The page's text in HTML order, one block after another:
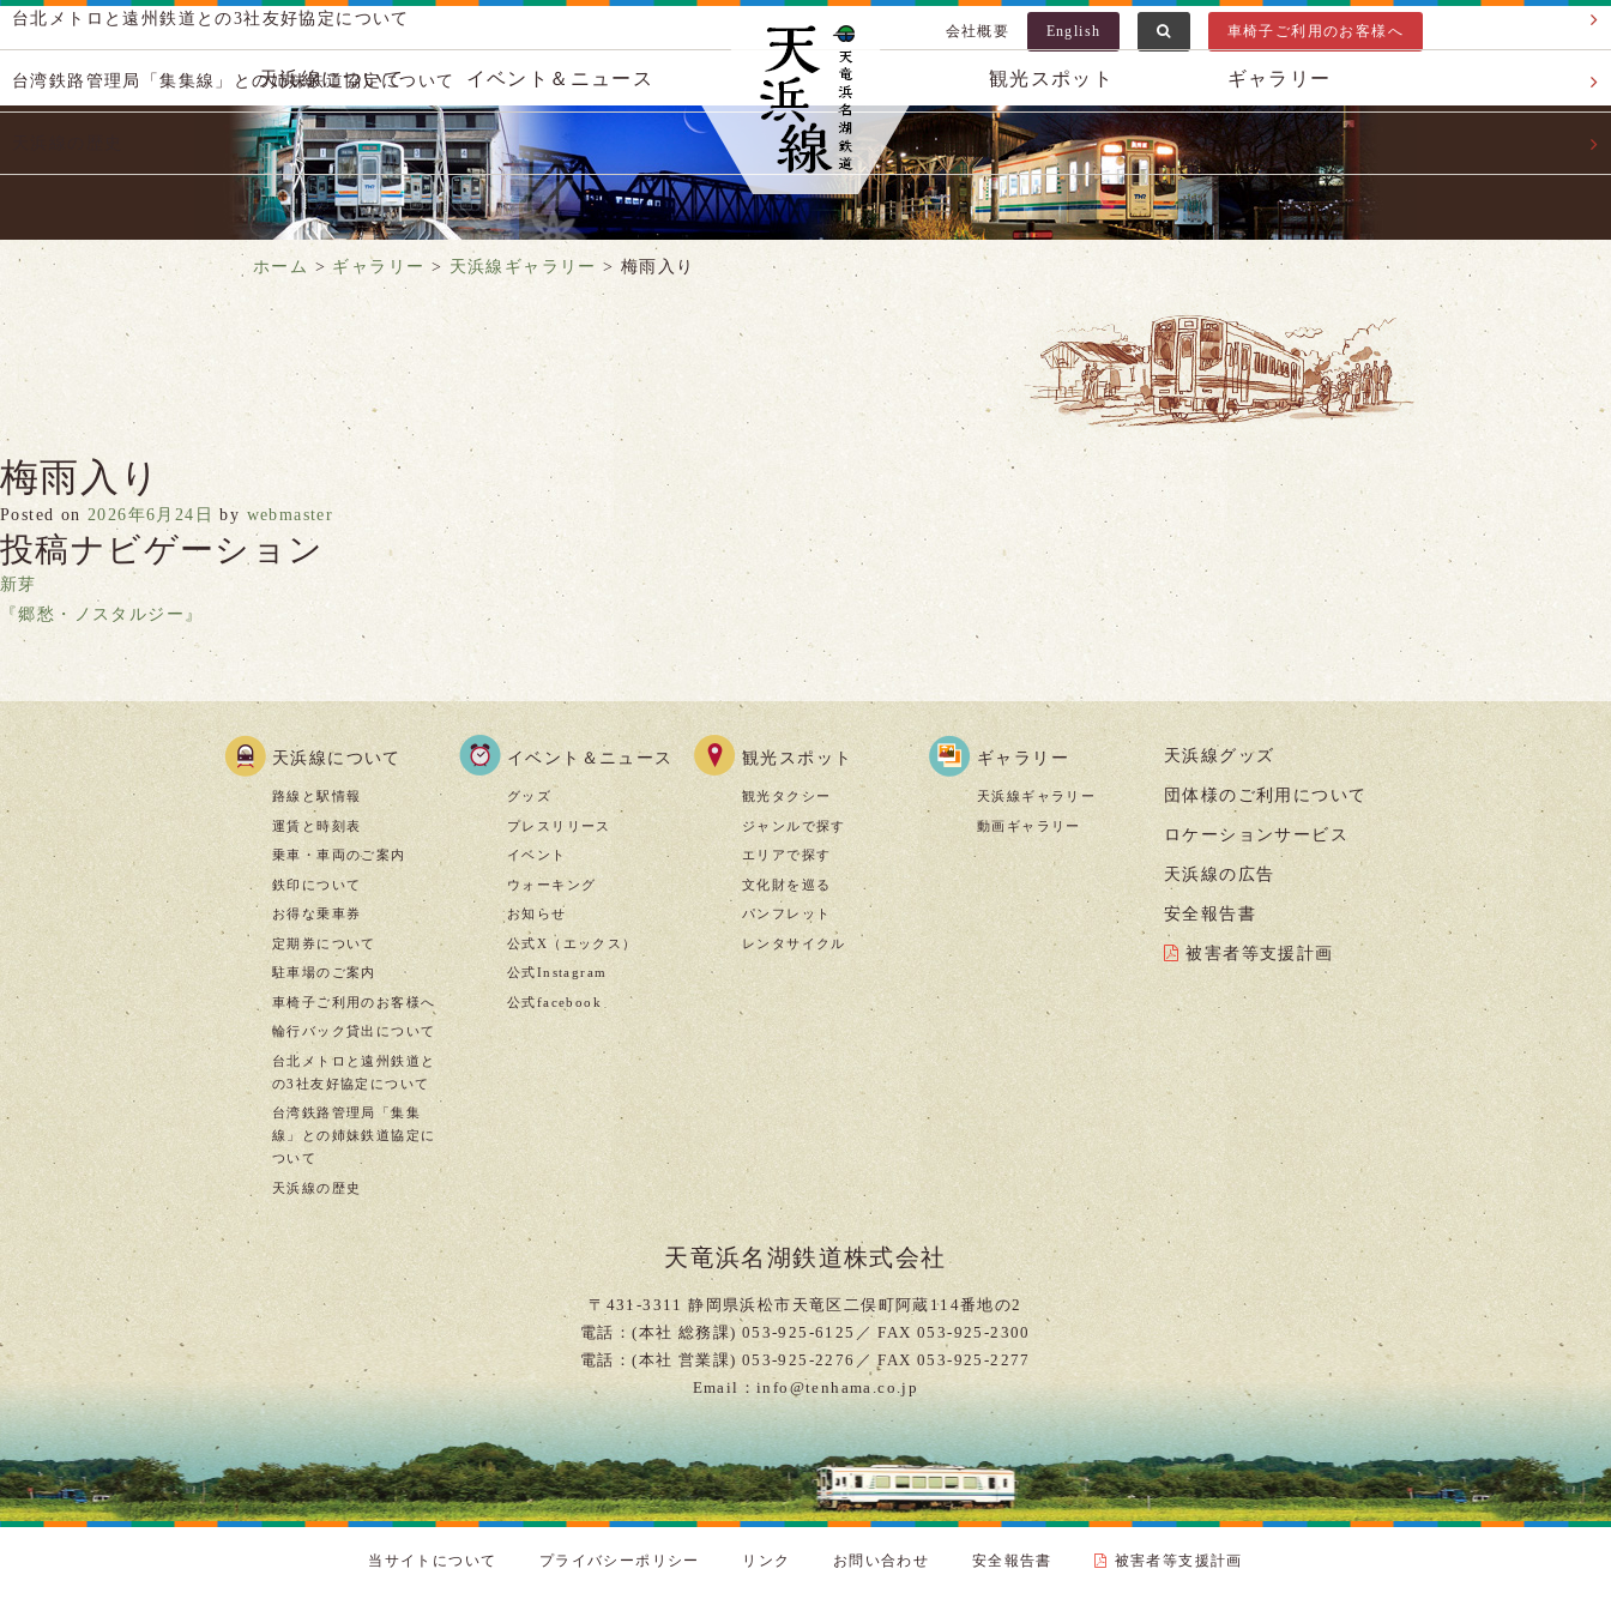
会社概要 English 車椅子ご利用のお客様へ
天浜線について イベント＆ニュース 観光スポット ギャラリー
ホーム > ギャラリー > 天浜線ギャラリー >梅雨入り
梅雨入り
Posted on2026年6月24日 by webmaster
投稿ナビゲーション
新芽
『郷愁・ノスタルジー』
台北メトロと遠州鉄道との3社友好協定について
台湾鉄路管理局「集集線」との姉妹鉄道協定について
天浜線について
路線と駅情報
運賃と時刻表
乗車・車両のご案内
鉄印について
お得な乗車券
定期券について
駐車場のご案内
車椅子ご利用のお客様へ
輪行バック貸出について
台北メトロと遠州鉄道と
の3社友好協定について
台湾鉄路管理局「集集
線」との姉妹鉄道協定に
ついて
天浜線の歴史
イベント＆ニュース
グッズ
プレスリリース
イベント
ウォーキング
お知らせ
公式X（エックス）
公式Instagram
公式facebook
観光スポット
観光タクシー
ジャンルで探す
エリアで探す
文化財を巡る
パンフレット
レンタサイクル
ギャラリー
天浜線ギャラリー
動画ギャラリー
天浜線グッズ
団体様のご利用について
ロケーションサービス
天浜線の広告
安全報告書
被害者等支援計画
天竜浜名湖鉄道株式会社
〒431-3311 静岡県浜松市天竜区二俣町阿蔵114番地の2
電話：(本社 総務課) 053-925-6125／ FAX 053-925-2300
電話：(本社 営業課) 053-925-2276／ FAX 053-925-2277
Email：info@tenhama.co.jp
当サイトについて プライバシーポリシー リンク お問い合わせ 安全報告書 被害者等支援計画